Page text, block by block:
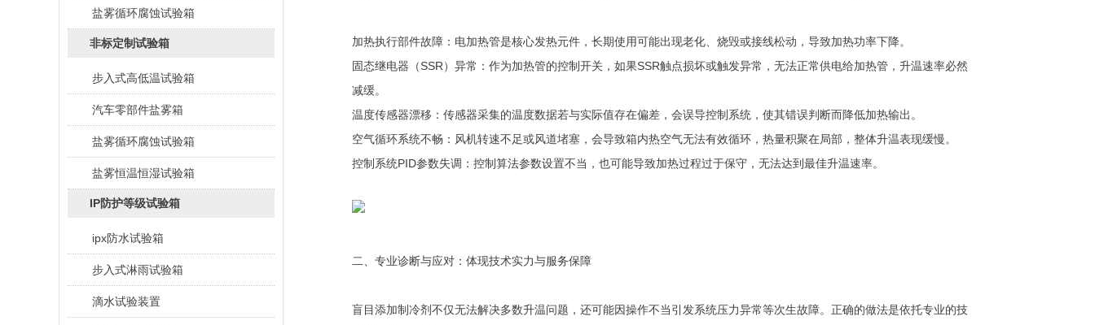
盐雾循环腐蚀试验箱
非标定制试验箱
步入式高低温试验箱
汽车零部件盐雾箱
盐雾循环腐蚀试验箱
盐雾恒温恒湿试验箱
IP防护等级试验箱
ipx防水试验箱
步入式淋雨试验箱
滴水试验装置
加热执行部件故障：电加热管是核心发热元件，长期使用可能出现老化、烧毁或接线松动，导致加热功率下降。
固态继电器（SSR）异常：作为加热管的控制开关，如果SSR触点损坏或触发异常，无法正常供电给加热管，升温速率必然
减缓。
温度传感器漂移：传感器采集的温度数据若与实际值存在偏差，会误导控制系统，使其错误判断而降低加热输出。
空气循环系统不畅：风机转速不足或风道堵塞，会导致箱内热空气无法有效循环，热量积聚在局部，整体升温表现缓慢。
控制系统PID参数失调：控制算法参数设置不当，也可能导致加热过程过于保守，无法达到最佳升温速率。
二、专业诊断与应对：体现技术实力与服务保障
盲目添加制冷剂不仅无法解决多数升温问题，还可能因操作不当引发系统压力异常等次生故障。正确的做法是依托专业的技